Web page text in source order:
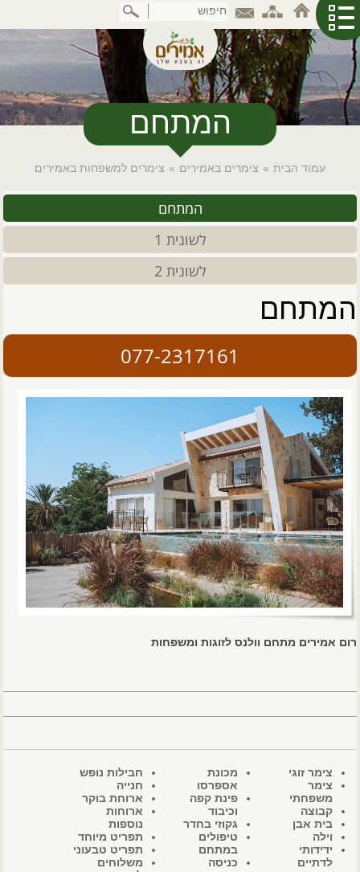
לתוכן
המרכזי
המתחם
עמוד הבית » צימרים באמירים » צימרים למשפחות באמירים
המתחם
לשונית 1
לשונית 2
המתחם
077-2317161
רום אמירים מתחם וולנס לזוגות ומשפחות
צימר זוגי
צימר
משפחתי
קבוצה
בית אבן
וילה
ידידותי
לדתיים
מכונת
אספרסו
פינת קפה
וכיבוד
גקוזי בחדר
טיפולים
במתחם
כניסה
חבילות נופש
חנייה
ארוחת בוקר
ארוחות
נוספות
תפריט מיוחד
תפריט טבעוני
משלוחים